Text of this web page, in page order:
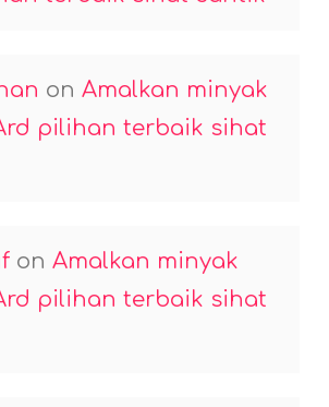
on Amalkan minyak
pilihan terbaik sihat
on Amalkan minyak
pilihan terbaik sihat